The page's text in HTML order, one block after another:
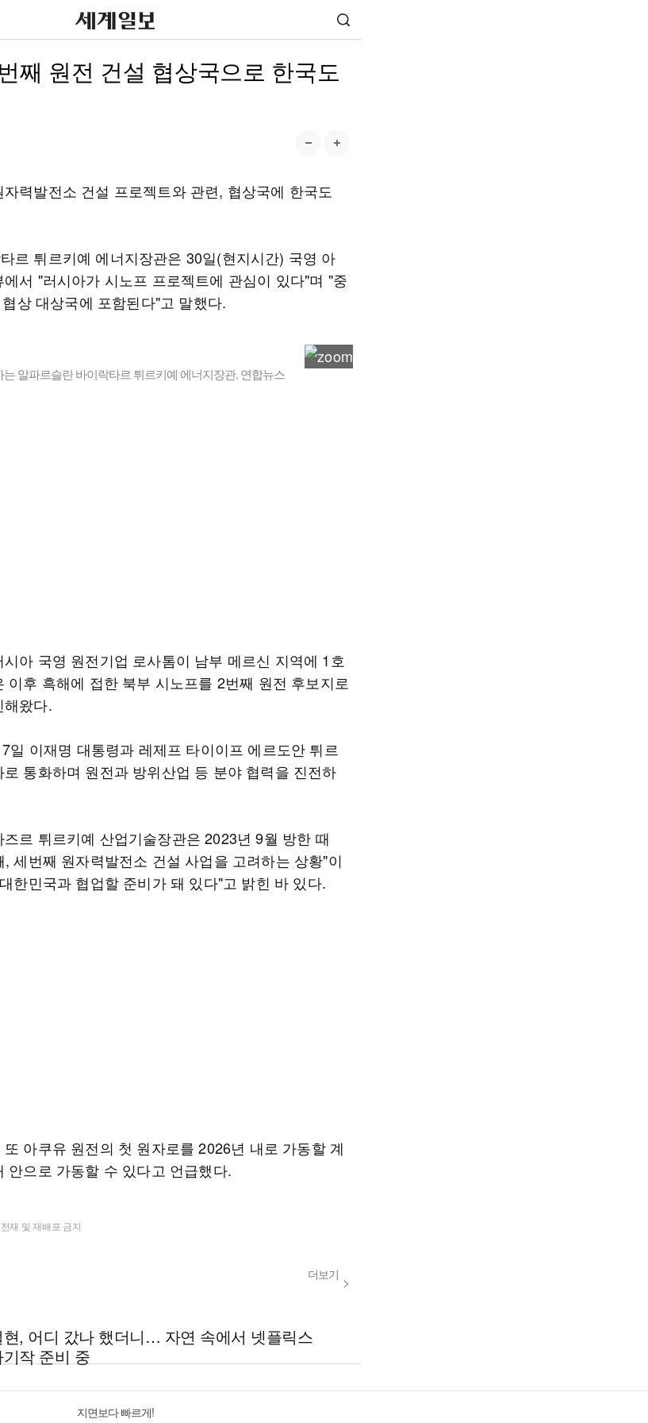
째 원전 건설 협상국으로 한국도
력발전소 건설 프로젝트와 관련, 협상국에 한국도
르 튀르키예 에너지장관은 30일(현지시간) 국영 아
서 "러시아가 시노프 프로젝트에 관심이 있다"며 "중
상 대상국에 포함된다"고 말했다.
알파르슬란 바이락타르 튀르키예 에너지장관. 연합뉴스
아 국영 원전기업 로사톰이 남부 메르신 지역에 1호
이후 흑해에 접한 북부 시노프를 2번째 원전 후보지로
해왔다.
일 이재명 대통령과 레제프 타이이프 에르도안 튀르
통화하며 원전과 방위산업 등 분야 협력을 진전하
르 튀르키예 산업기술장관은 2023년 9월 방한 때
세번째 원자력발전소 건설 사업을 고려하는 상황"이
한민국과 협업할 준비가 돼 있다"고 밝힌 바 있다.
아쿠유 원전의 첫 원자로를 2026년 내로 가동할 계
안으로 가동할 수 있다고 언급했다.
재 및 재배포 금지
더보기
현, 어디 갔나 했더니… 자연 속에서 넷플릭스
기작 준비 중
지면보다 빠르게!